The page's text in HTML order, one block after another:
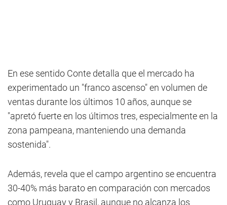
En ese sentido Conte detalla que el mercado ha
experimentado un "franco ascenso" en volumen de
ventas durante los últimos 10 años, aunque se
"apretó fuerte en los últimos tres, especialmente en la
zona pampeana, manteniendo una demanda
sostenida".
Además, revela que el campo argentino se encuentra
30-40% más barato en comparación con mercados
como Uruguay y Brasil, aunque no alcanza los